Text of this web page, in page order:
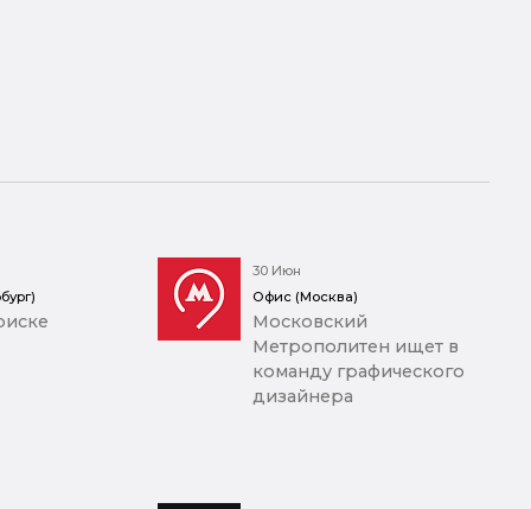
30 Июн
Офис (Москва)
Московский
Метрополитен ищет в
команду графического
дизайнера